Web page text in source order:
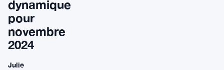
dynamique
pour
novembre
2024
Julie